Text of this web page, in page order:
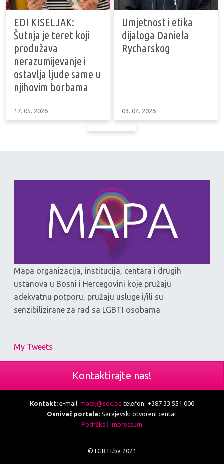
EDI KISELJAK:
Šutnja je teret koji
produžava
nerazumijevanje i
ostavlja ljude same u
njihovim borbama
17. 05. 2026
Umjetnost i etika
dijaloga Daniela
Rycharskog
03. 04. 2026
Mapa organizacija, institucija, centara i drugih
ustanova u Bosni i Hercegovini koje pružaju
adekvatnu potporu, pružaju usluge i/ili su
senzibilizirane za rad sa LGBTI osobama
My Tweets
Kontaktirajte nas!
Kontakt:e-mail: matej@soc.ba telefon: +387 33 551 000
Osnivač portala: Sarajevski otvoreni centar
Podrška
Impressum
© LGBTI.ba 2021